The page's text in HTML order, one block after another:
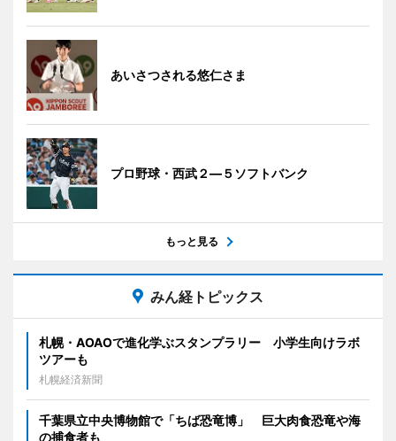
あいさつされる悠仁さま
プロ野球・西武２―５ソフトバンク
もっと見る
みん経トピックス
札幌・AOAOで進化学ぶスタンプラリー 小学生向けラボ
ツアーも
札幌経済新聞
千葉県立中央博物館で「ちば恐竜博」 巨大肉食恐竜や海
の捕食者も